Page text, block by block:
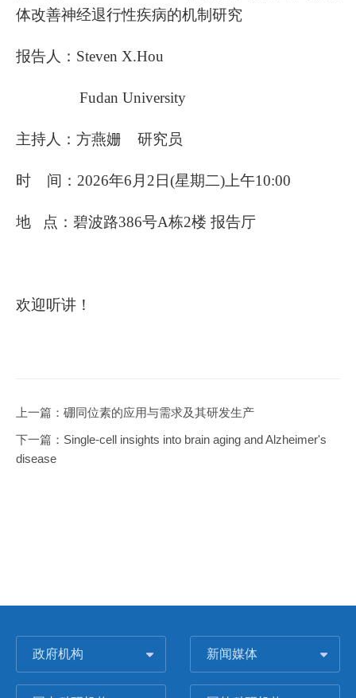
体改善神经退行性疾病的机制研究
报告人： Steven X.Hou
Fudan University
主持人：方燕姗 研究员
时 间：2026年6月2日(星期二)上午10:00
地 点：碧波路386号A栋2楼 报告厅
欢迎听讲！
上一篇： 硼同位素的应用与需求及其研发生产
下一篇： Single-cell insights into brain aging and Alzheimer's
disease
政府机构 新闻媒体